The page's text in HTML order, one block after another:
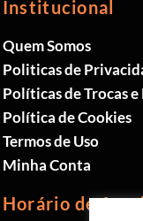
Institucional
Quem Somos
Politicas de
Políticas de Trocas
Política de Cookies
Termos de Uso
Minha Conta
Horário de